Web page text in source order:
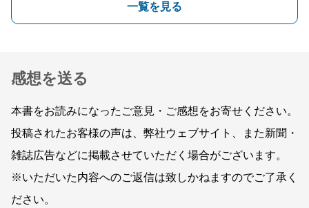
一覧を見る
感想を送る
本書をお読みになったご意見・ご感想をお寄せください。
投稿されたお客様の声は、弊社ウェブサイト、また新聞・
雑誌広告などに掲載させていただく場合がございます。
※いただいた内容へのご返信は致しかねますのでご了承く
ださい。